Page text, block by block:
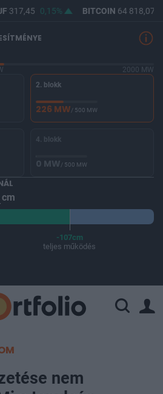
317,45 0,15% BITCOIN64 818,07
2000 MW
2. blokk
226 MW/ 500 MW
4. blokk
0 MW/ 500 MW
-107cm
teljes működés
nem